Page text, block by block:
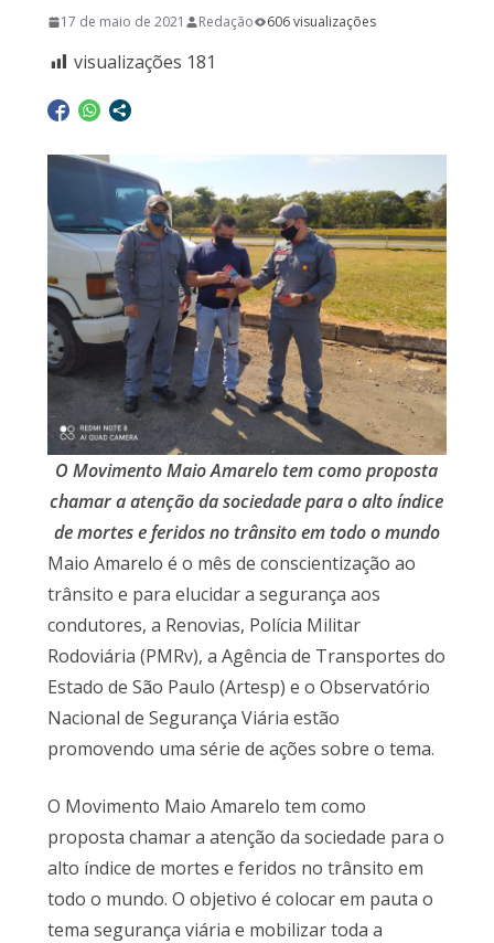
17 de maio de 2021 Redação 606 visualizações
visualizações 181
O Movimento Maio Amarelo tem como proposta
chamar a atenção da sociedade para o alto índice
de mortes e feridos no trânsito em todo o mundo
Maio Amarelo é o mês de conscientização ao
trânsito e para elucidar a segurança aos
condutores, a Renovias, Polícia Militar
Rodoviária (PMRv), a Agência de Transportes do
Estado de São Paulo (Artesp) e o Observatório
Nacional de Segurança Viária estão
promovendo uma série de ações sobre o tema.
O Movimento Maio Amarelo tem como
proposta chamar a atenção da sociedade para o
alto índice de mortes e feridos no trânsito em
todo o mundo. O objetivo é colocar em pauta o
tema segurança viária e mobilizar toda a